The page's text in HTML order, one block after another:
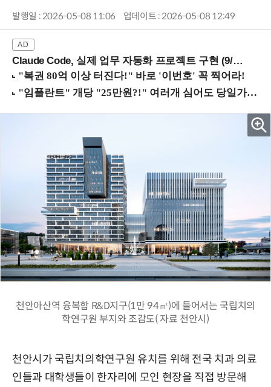
발행일 : 2026-05-08 11:06 업데이트 : 2026-05-08 12:49
Claude Code, 실제 업무 자동화 프로젝트 구현 (9/16 ~17 강남역)
천안아산역 융복합 R&D지구(1만 94㎡)에 들어서는 국립치의
학연구원 부지와 조감도( 자료 천안시)
천안시가 국립치의학연구원 유치를 위해 전국 치과 의료
인들과 대학생들이 한자리에 모인 현장을 직접 방문해